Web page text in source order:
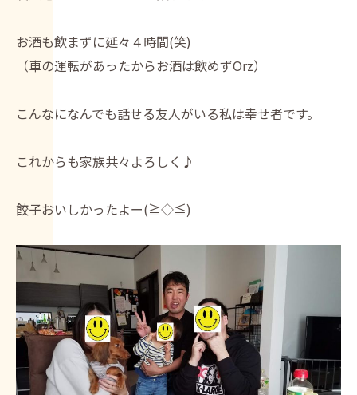
お酒も飲まずに延々４時間(笑)
（車の運転があったからお酒は飲めずOrz）
こんなになんでも話せる友人がいる私は幸せ者です。
これからも家族共々よろしく♪
餃子おいしかったよー(≧◇≦)